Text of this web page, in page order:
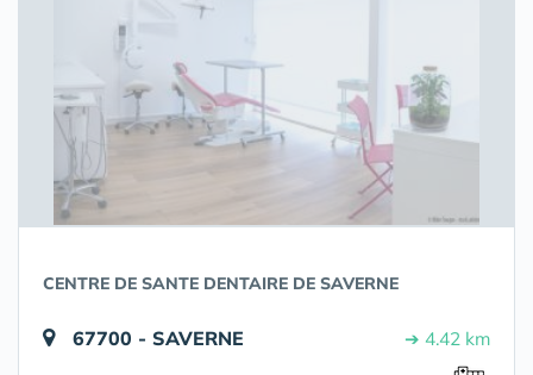
CENTRE DE SANTE DENTAIRE DE SAVERNE
67700 - SAVERNE ➔ 4.42 km